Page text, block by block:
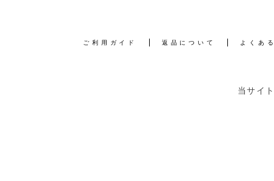
ご利用ガイド 返品について よくあ
当サイ